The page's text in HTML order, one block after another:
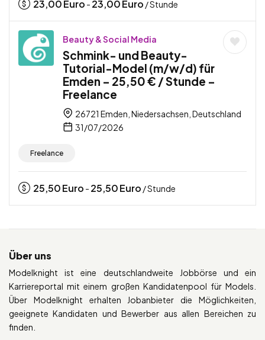
23,00Euro - 23,00Euro / Stunde
Beauty & Social Media
Schmink- und Beauty-
Tutorial-Model (m/w/d) für
Emden – 25,50 € / Stunde –
Freelance
26721 Emden, Niedersachsen, Deutschland
31/07/2026
Freelance
25,50Euro - 25,50Euro / Stunde
Über uns
Modelknight ist eine deutschlandweite Jobbörse und ein
Karriereportal mit einem großen Kandidatenpool für Models.
Über Modelknight erhalten Jobanbieter die Möglichkeiten,
geeignete Kandidaten und Bewerber aus allen Bereichen zu
finden.